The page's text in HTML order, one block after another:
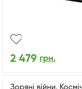
2 479 грн.
Зоряні війни.